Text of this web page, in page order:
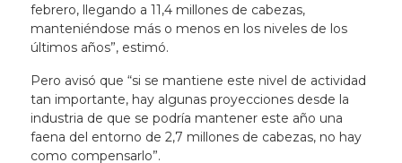
febrero, llegando a 11,4 millones de cabezas,
manteniéndose más o menos en los niveles de los
últimos años”, estimó.
Pero avisó que “si se mantiene este nivel de actividad
tan importante, hay algunas proyecciones desde la
industria de que se podría mantener este año una
faena del entorno de 2,7 millones de cabezas, no hay
como compensarlo”.